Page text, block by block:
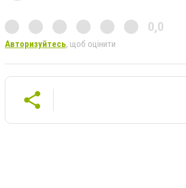
0,0
Авторизуйтесь, щоб оцінити